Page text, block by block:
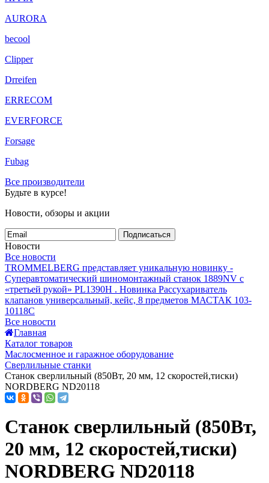
AURORA
becool
Clipper
Drreifen
ERRECOM
EVERFORCE
Forsage
Fubag
Все производители
Будьте в курсе!
Новости, обзоры и акции
Подписаться
Новости
Все новости
TROMMELBERG представляет уникальную новинку -
Суперавтоматический шиномонтажный станок 1889NV с
«третьей рукой» PL1390H . Новинка Рассухариватель
клапанов универсальный, кейс, 8 предметов МАСТАК 103-
10118C
Все новости
Главная
Каталог товаров
Маслосменное и гаражное оборудование
Сверлильные станки
Станок сверлильный (850Вт, 20 мм, 12 скоростей,тиски)
NORDBERG ND20118
Станок сверлильный (850Вт,
20 мм, 12 скоростей,тиски)
NORDBERG ND20118